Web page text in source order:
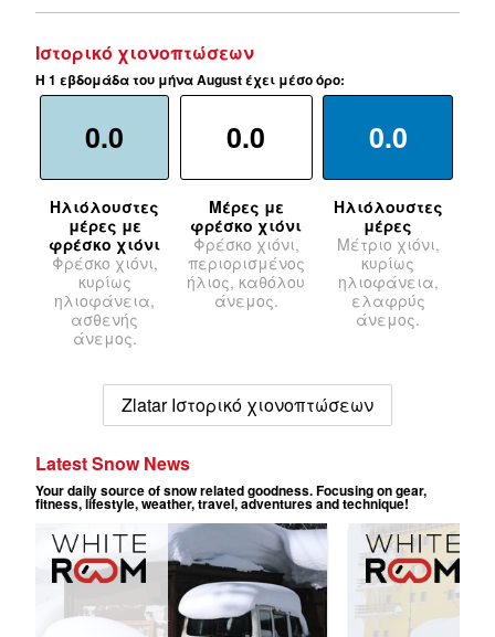
Ιστορικό χιονοπτώσεων
Η 1 εβδομάδα του μήνα August έχει μέσο όρο:
0.0
Ηλιόλουστες
μέρες με
φρέσκο χιόνι
Φρέσκο χιόνι,
κυρίως
ηλιοφάνεια,
ασθενής
άνεμος.
0.0
Μέρες με
φρέσκο χιόνι
Φρέσκο χιόνι,
περιορισμένος
ήλιος, καθόλου
άνεμος.
0.0
Ηλιόλουστες
μέρες
Μέτριο χιόνι,
κυρίως
ηλιοφάνεια,
ελαφρύς
άνεμος.
Zlatar Ιστορικό χιονοπτώσεων